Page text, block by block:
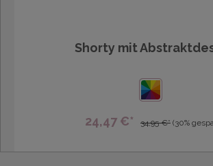
Shorty mit
24,47 €* 34,95 €* (30%